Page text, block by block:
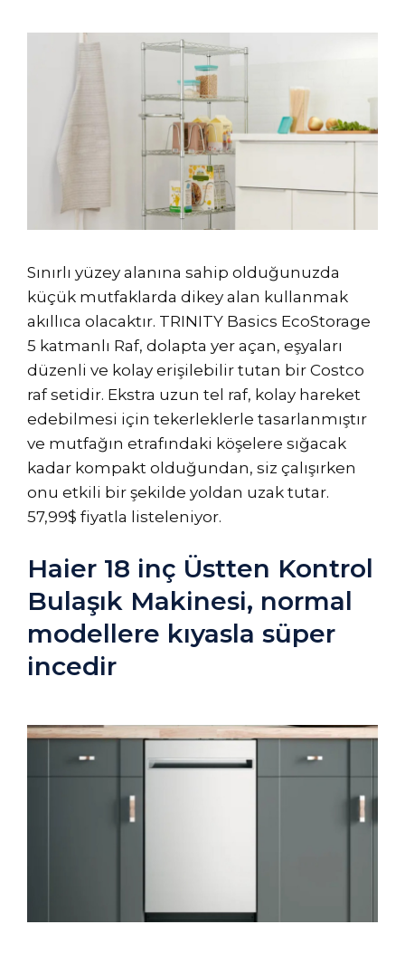
Sınırlı yüzey alanına sahip olduğunuzda
küçük mutfaklarda dikey alan kullanmak
akıllıca olacaktır. TRINITY Basics EcoStorage
5 katmanlı Raf, dolapta yer açan, eşyaları
düzenli ve kolay erişilebilir tutan bir Costco
raf setidir. Ekstra uzun tel raf, kolay hareket
edebilmesi için tekerleklerle tasarlanmıştır
ve mutfağın etrafındaki köşelere sığacak
kadar kompakt olduğundan, siz çalışırken
onu etkili bir şekilde yoldan uzak tutar.
57,99$ fiyatla listeleniyor.
Haier 18 inç Üstten Kontrol
Bulaşık Makinesi, normal
modellere kıyasla süper
incedir